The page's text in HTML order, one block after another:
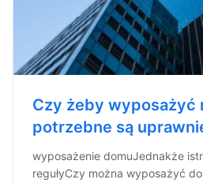
Czy żeby wyposażyć
potrzebne są
wyposażenie domuJednakże
regułyCzy można wyposażyć